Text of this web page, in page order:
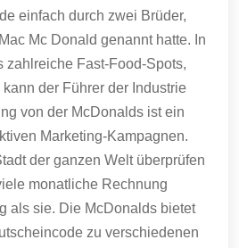
einfach durch zwei Brüder,
Mc Donald genannt hatte. In
zahlreiche Fast-Food-Spots,
der Führer der Industrie
von der McDonalds ist ein
Marketing-Kampagnen.
der ganzen Welt überprüfen
monatliche Rechnung
als sie. Die McDonalds bietet
zu verschiedenen